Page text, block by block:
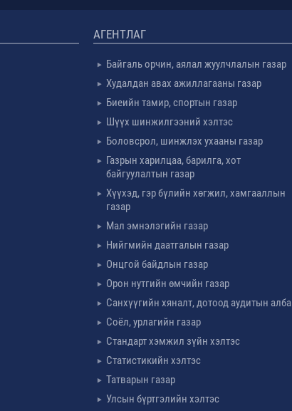
АГЕНТЛАГ
Байгаль орчин, аялал жуулчлалын газар
Худалдан авах ажиллагааны газар
Биеийн тамир, спортын газар
Шүүх шинжилгээний хэлтэс
Боловсрол, шинжлэх ухааны газар
Газрын харилцаа, барилга, хот
байгуулалтын газар
Хүүхэд, гэр бүлийн хөгжил, хамгааллын
газар
Мал эмнэлэгийн газар
Нийгмийн даатгалын газар
Онцгой байдлын газар
Орон нутгийн өмчийн газар
Санхүүгийн хяналт, дотоод аудитын алба
Соёл, урлагийн газар
Стандарт хэмжил зүйн хэлтэс
Статистикийн хэлтэс
Татварын газар
Улсын бүртгэлийн хэлтэс